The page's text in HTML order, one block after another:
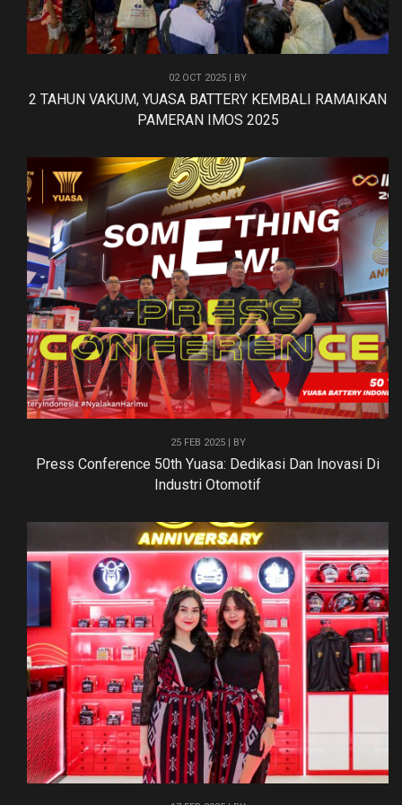
02 OCT 2025 | BY
2 TAHUN VAKUM, YUASA BATTERY KEMBALI RAMAIKAN
PAMERAN IMOS 2025
25 FEB 2025 | BY
Press Conference 50th Yuasa: Dedikasi Dan Inovasi Di
Industri Otomotif